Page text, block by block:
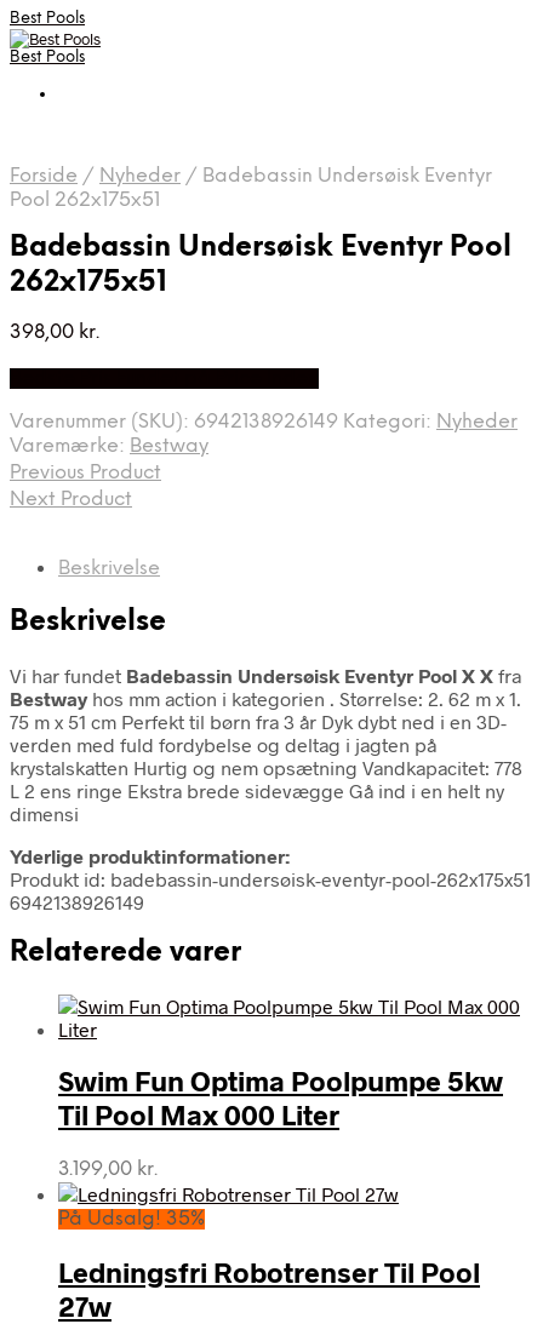
Best Pools
Best Pools
Forside / Nyheder / Badebassin Undersøisk Eventyr
Pool 262x175x51
Badebassin Undersøisk Eventyr Pool
262x175x51
398,00 kr.
Varenummer (SKU): 6942138926149 Kategori: Nyheder
Varemærke: Bestway
Previous Product
Next Product
Beskrivelse
Beskrivelse
Vi har fundet Badebassin Undersøisk Eventyr Pool X X fra
Bestwayhos mm action i kategorien . Størrelse: 2. 62 m x 1.
75 m x 51 cm Perfekt til børn fra 3 år Dyk dybt ned i en 3D-
verden med fuld fordybelse og deltag i jagten på
krystalskatten Hurtig og nem opsætning Vandkapacitet: 778
L 2 ens ringe Ekstra brede sidevægge Gå ind i en helt ny
dimensi
Yderlige produktinformationer:
Produkt id: badebassin-undersøisk-eventyr-pool-262x175x51
6942138926149
Relaterede varer
Swim Fun Optima Poolpumpe 5kw
Til Pool Max 000 Liter
3.199,00 kr.
På Udsalg! 35%
Ledningsfri Robotrenser Til Pool
27w